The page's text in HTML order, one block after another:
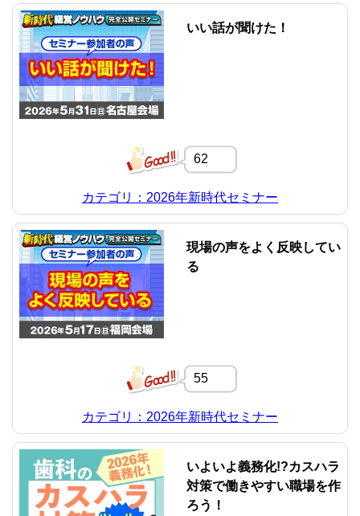
いい話が聞けた！
62
カテゴリ：2026年新時代セミナー
現場の声をよく反映してい
る
55
カテゴリ：2026年新時代セミナー
いよいよ義務化!?カスハラ
対策で働きやすい職場を作
ろう！